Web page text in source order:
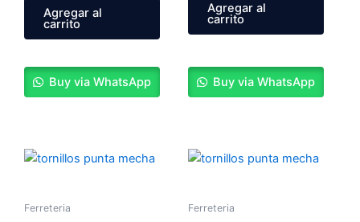
Agregar al
carrito
Buy via WhatsApp
Agregar al
carrito
Buy via WhatsApp
Ferreteria Ferreteria